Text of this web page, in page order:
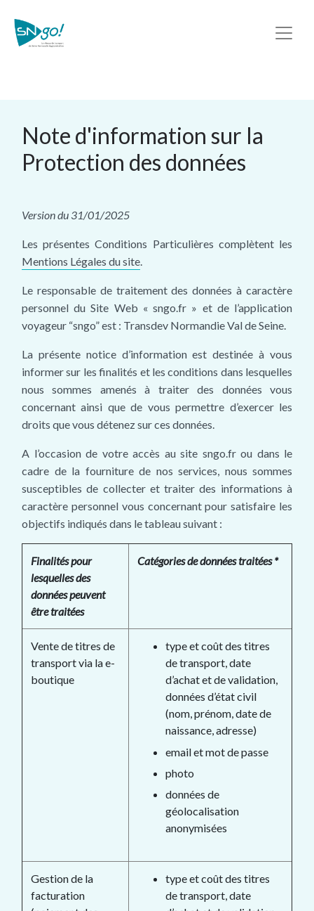
Note d'information sur la
Protection des données
Version du 31/01/2025
Les présentes Conditions Particulières complètent les
Mentions Légales du site.
Le responsable de traitement des données à caractère
personnel du Site Web « sngo.fr » et de l’application
voyageur “sngo” est : Transdev Normandie Val de Seine.
La présente notice d’information est destinée à vous
informer sur les finalités et les conditions dans lesquelles
nous sommes amenés à traiter des données vous
concernant ainsi que de vous permettre d’exercer les
droits que vous détenez sur ces données.
A l’occasion de votre accès au site sngo.fr ou dans le
cadre de la fourniture de nos services, nous sommes
susceptibles de collecter et traiter des informations à
caractère personnel vous concernant pour satisfaire les
objectifs indiqués dans le tableau suivant :
Finalités pour
lesquelles des
données peuvent
être traitées
Catégories de données traitées *
Vente de titres de
transport via la e-
boutique
type et coût des titres
de transport, date
d’achat et de validation,
données d’état civil
(nom, prénom, date de
naissance, adresse)
email et mot de passe
photo
données de
géolocalisation
anonymisées
Gestion de la
facturation
type et coût des titres
de transport, date